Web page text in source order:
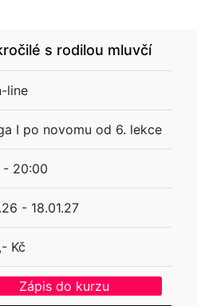
s rodilou mluvčí
line
I po novomu od 6. lekce
- 20:00
- 18.01.27
Kč
Zápis do kurzu